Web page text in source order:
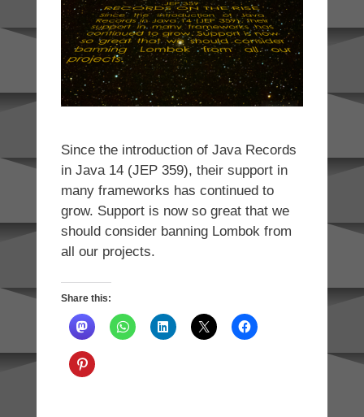
Since the introduction of Java Records
in Java 14 (JEP 359), their support in
many frameworks has continued to
grow. Support is now so great that we
should consider banning Lombok from
all our projects.
Share this: